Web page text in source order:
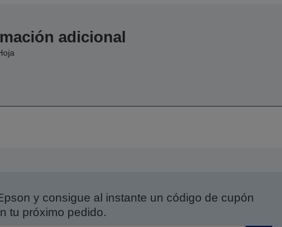
adicional
y consigue al instante un código de cupón
tu próximo pedido.